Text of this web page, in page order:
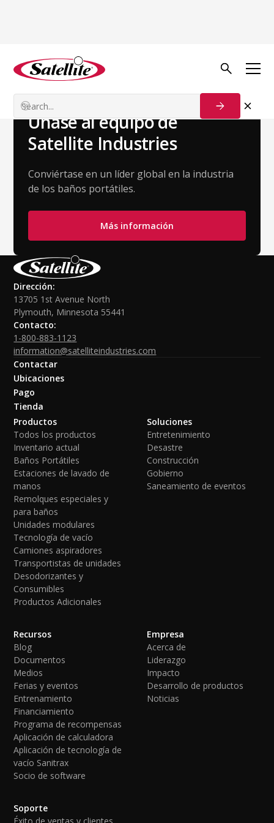
Matt Frey
Únase al equipo de
Satellite Industries
Conviértase en un líder global en la industria
de los baños portátiles.
Más información
Dirección:
13705 1st Avenue North
Plymouth, Minnesota 55441
Contacto:
1-800-883-1123
information@satelliteindustries.com
Contactar
Ubicaciones
Pago
Tienda
Productos
Todos los productos
Inventario actual
Baños Portátiles
Estaciones de lavado de
manos
Remolques especiales y
para baños
Unidades modulares
Tecnología de vacío
Camiones aspiradores
Transportistas de unidades
Desodorizantes y
Consumibles
Productos Adicionales
Soluciones
Entretenimiento
Desastre
Construcción
Gobierno
Saneamiento de eventos
Recursos
Blog
Documentos
Medios
Ferias y eventos
Entrenamiento
Financiamiento
Programa de recompensas
Aplicación de calculadora
Aplicación de tecnología de
vacío Sanitrax
Socio de software
Empresa
Acerca de
Liderazgo
Impacto
Desarrollo de productos
Noticias
Soporte